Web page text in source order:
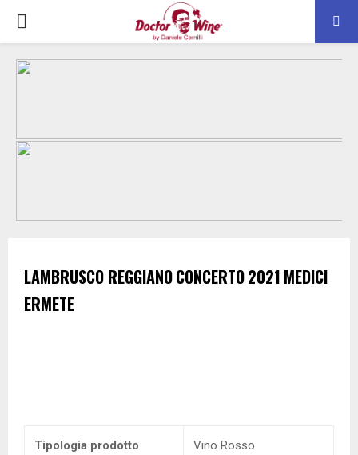
PRIMARY
MENU
LAMBRUSCO REGGIANOCONCERTO2021 MEDICI
ERMETE
Tipologia prodotto Vino Rosso